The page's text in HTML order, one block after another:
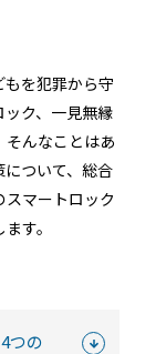
を犯罪から守
ク、一見無縁
そんなことはあ
ついて、総合
マートロック
す。
つの
利
業種別の活用
お客様の声